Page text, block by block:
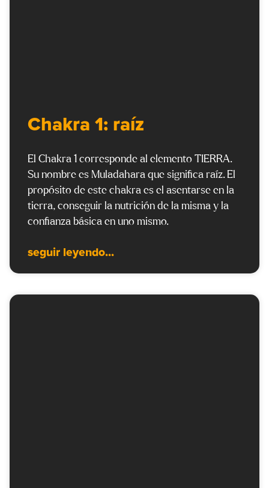
Chakra 1: raíz
El Chakra 1 corresponde al elemento TIERRA.
Su nombre es Muladahara que significa raíz. El
propósito de este chakra es el asentarse en la
tierra, conseguir la nutrición de la misma y la
confianza básica en uno mismo.
seguir leyendo...